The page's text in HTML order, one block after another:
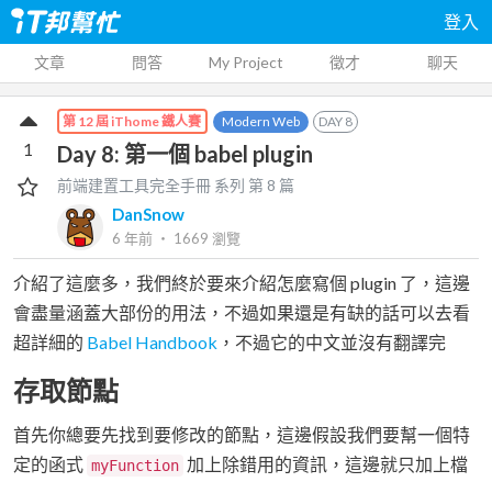
登入
文章 問答 My Project 徵才 聊天
第 12 屆 iThome 鐵人賽 Modern Web DAY 8
Day 8: 第一個 babel plugin
前端建置工具完全手冊 系列 第 8 篇
DanSnow
6 年前 ‧ 1669 瀏覽
1
介紹了這麼多，我們終於要來介紹怎麼寫個 plugin 了，這邊
會盡量涵蓋大部份的用法，不過如果還是有缺的話可以去看
超詳細的 Babel Handbook ，不過它的中文並沒有翻譯完
存取節點
首先你總要先找到要修改的節點，這邊假設我們要幫一個特
定的函式 myFunction 加上除錯用的資訊，這邊就只加上檔